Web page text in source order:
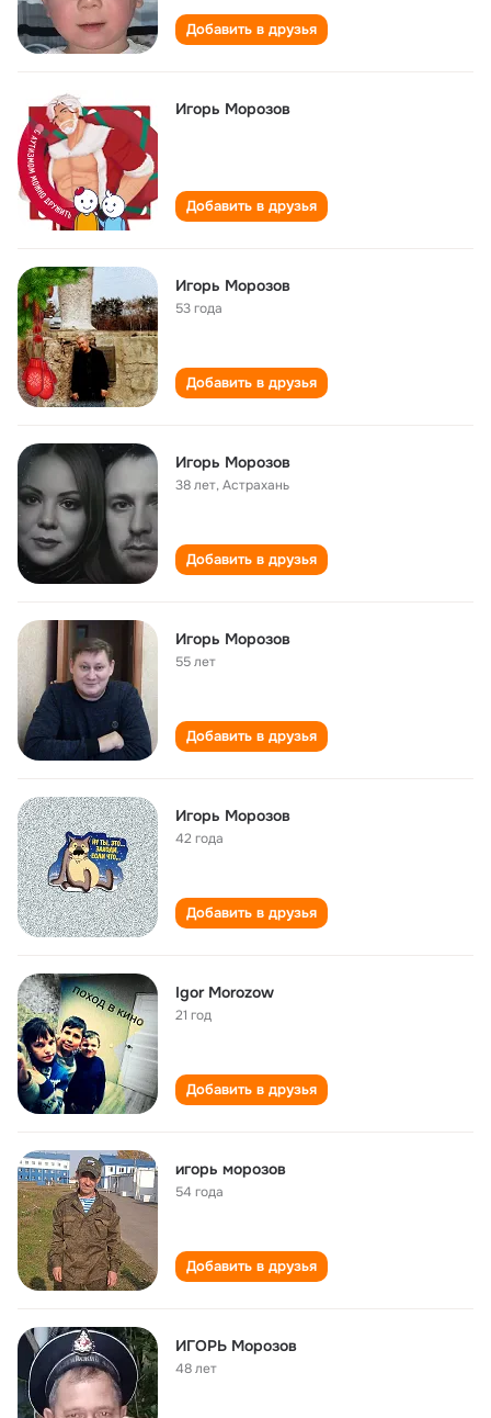
Добавить в друзья
Игорь Морозов
Добавить в друзья
Игорь Морозов
53 года
Добавить в друзья
Игорь Морозов
38 лет,Астрахань
Добавить в друзья
Игорь Морозов
55 лет
Добавить в друзья
Игорь Морозов
42 года
Добавить в друзья
Igor Morozow
21 год
Добавить в друзья
игорь морозов
54 года
Добавить в друзья
ИГОРЬ Морозов
48 лет